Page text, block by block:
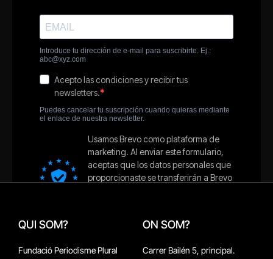
QUI SOM?
Fundació Periodisme Plural
ON SOM?
Carrer Bailén 5, principal.